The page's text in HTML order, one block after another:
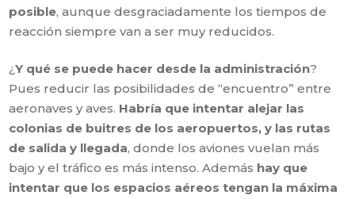
posible, aunque desgraciadamente los tiempos de
reacción siempre van a ser muy reducidos.
¿Y qué se puede hacer desde la administración?
Pues reducir las posibilidades de “encuentro” entre
aeronaves y aves. Habría que intentar alejar las
colonias de buitres de los aeropuertos, y las rutas
de salida y llegada, donde los aviones vuelan más
bajo y el tráfico es más intenso. Además hay que
intentar que los espacios aéreos tengan la máxima